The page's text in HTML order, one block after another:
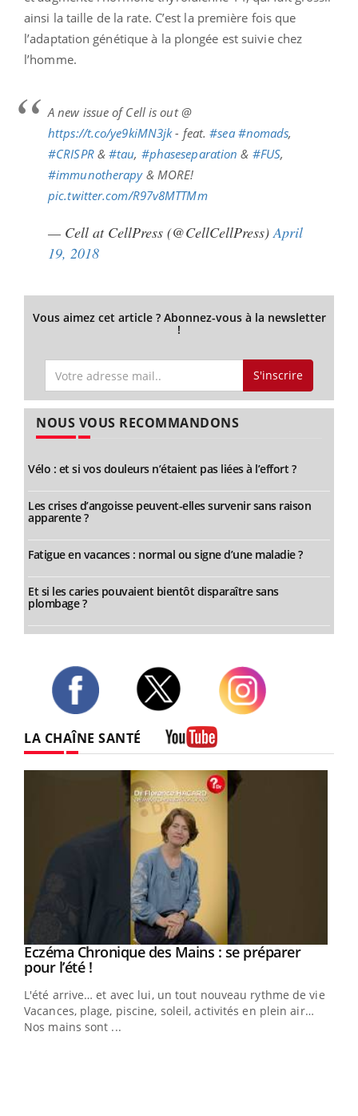
ainsi la taille de la rate. C’est la première fois que
l’adaptation génétique à la plongée est suivie chez
l’homme.
A new issue of Cell is out @
https://t.co/ye9kiMN3jk- feat.#sea #nomads,
#CRISPR&#tau, #phaseseparation & #FUS,
#immunotherapy& MORE!
pic.twitter.com/R97v8MTTMm
— Cell at CellPress (@CellCellPress) April
19, 2018
Vous aimez cet article ? Abonnez-vous à la newsletter
!
S'inscrire
NOUS VOUS RECOMMANDONS
Vélo : et si vos douleurs n’étaient pas liées à l’effort ?
Les crises d’angoisse peuvent-elles survenir sans raison
apparente ?
Fatigue en vacances : normal ou signe d’une maladie ?
Et si les caries pouvaient bientôt disparaître sans
plombage ?
LA CHAÎNE SANTÉ
Youtube
Eczéma Chronique des Mains : se préparer
pour l’été !Youtube
L'été arrive… et avec lui, un tout nouveau rythme de vie !
Vacances, plage, piscine, soleil, activités en plein air…
Nos mains sont ...